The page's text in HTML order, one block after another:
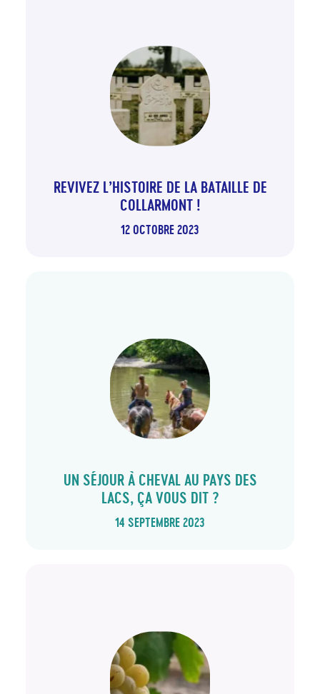
12 OCTOBRE 2023
REVIVEZ L’HISTOIRE DE LA BATAILLE DE
COLLARMONT !
14 SEPTEMBRE 2023
UN SÉJOUR À CHEVAL AU PAYS DES
LACS, ÇA VOUS DIT ?